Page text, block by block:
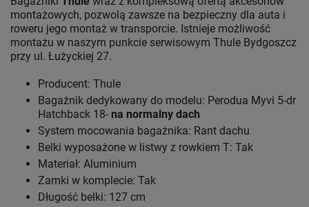
montażowych, pozwolą zawsze na bezpieczny dla auta i
roweru jego montaż w transporcie. Istnieje możliwość
montażu w naszym punkcie serwisowym Thule Bydgoszcz
przy ul. Łużyckiej 27.
Producent: Thule
Bagażnik dedykowany do modelu: Perodua Myvi 5-dr
Hatchback 18- na normalny dach
System mocowania bagażnika: Rant dachu
Belki wyposażone w listwy z rowkiem T: Tak
Materiał: Aluminium
Zamki w komplecie: Tak
Długość belki: 127 cm